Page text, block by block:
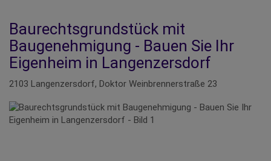
Baurechtsgrundstück mit
Baugenehmigung - Bauen Sie Ihr
Eigenheim in Langenzersdorf
2103 Langenzersdorf, Doktor Weinbrennerstraße 23